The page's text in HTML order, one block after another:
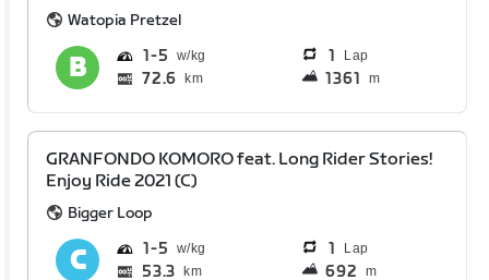
Watopia Pretzel
1 5 1 Lap
72.6 km 1361 m
GRANFONDO KOMORO feat. Long Rider Stories!
Enjoy Ride 2021 (C)
Bigger Loop
1 5 1 Lap
53.3 km 692 m